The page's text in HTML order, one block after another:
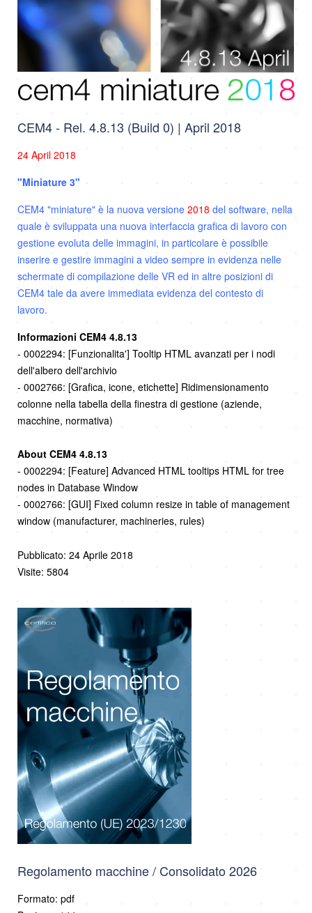
CEM4 - Rel. 4.8.13 (Build 0) | April 2018
24 April 2018
"Miniature 3"
CEM4 "miniature" è la nuova versione 2018 del software, nella
quale è sviluppata una nuova interfaccia grafica di lavoro con
gestione evoluta delle immagini, in particolare è possibile
inserire e gestire immagini a video sempre in evidenza nelle
schermate di compilazione delle VR ed in altre posizioni di
CEM4 tale da avere immediata evidenza del contesto di
lavoro.
Informazioni CEM4 4.8.13
- 0002294: [Funzionalita'] Tooltip HTML avanzati per i nodi
dell'albero dell'archivio
- 0002766: [Grafica, icone, etichette] Ridimensionamento
colonne nella tabella della finestra di gestione (aziende,
macchine, normativa)
About CEM4 4.8.13
- 0002294: [Feature] Advanced HTML tooltips HTML for tree
nodes in Database Window
- 0002766: [GUI] Fixed column resize in table of management
window (manufacturer, machineries, rules)
Pubblicato: 24 Aprile 2018
Visite: 5804
Regolamento macchine / Consolidato 2026
Formato: pdf